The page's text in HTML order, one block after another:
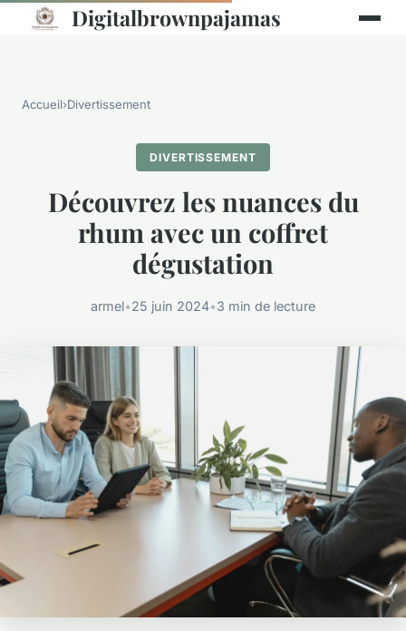
Digitalbrownpajamas
Accueil›Divertissement
DIVERTISSEMENT
Découvrez les nuances du
rhum avec un coffret
dégustation
armel•25 juin 2024•3 min de lecture